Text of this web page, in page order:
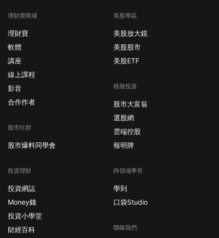
理財寶商城
理財寶
軟體
講座
線上課程
影音
合作作者
股市社群
股市爆料同學會
投資理財
投資網誌
Money錢
投資小學堂
財經百科
美股專區
美股放大鏡
美股股市
美股ETF
模擬投資
股市大富翁
選股網
雲端控股
報明牌
跨領域學習
學到
口袋Studio
聯絡我們